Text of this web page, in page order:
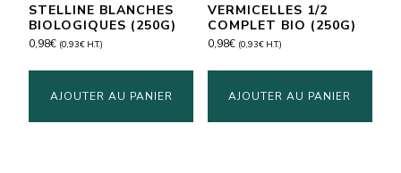
STELLINE BLANCHES
BIOLOGIQUES (250G)
0,98€ (0,93€ H.T.)
AJOUTER AU PANIER
VERMICELLES 1/2
COMPLET BIO (250G)
0,98€ (0,93€H.T.)
AJOUTER AU PANIER